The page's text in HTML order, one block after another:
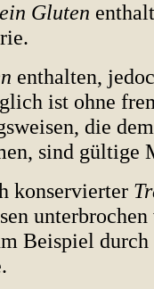
Gluten
enthalten,
ist ohne
die
sind gültige
konservierter
Beispiel